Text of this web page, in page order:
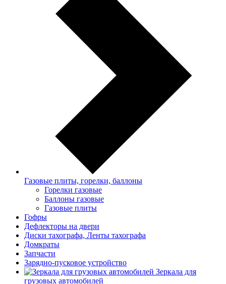
Газовые плиты, горелки, баллоны
Горелки газовые
Баллоны газовые
Газовые плиты
Гофры
Дефлекторы на двери
Диски тахографа, Ленты тахографа
Домкраты
Запчасти
Зарядно-пусковое устройство
Зеркала для
грузовых автомобилей